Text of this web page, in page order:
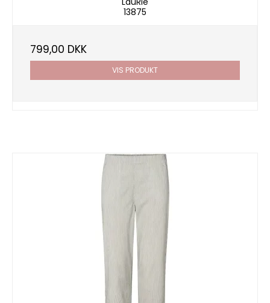
13875
799,00 DKK
VIS PRODUKT